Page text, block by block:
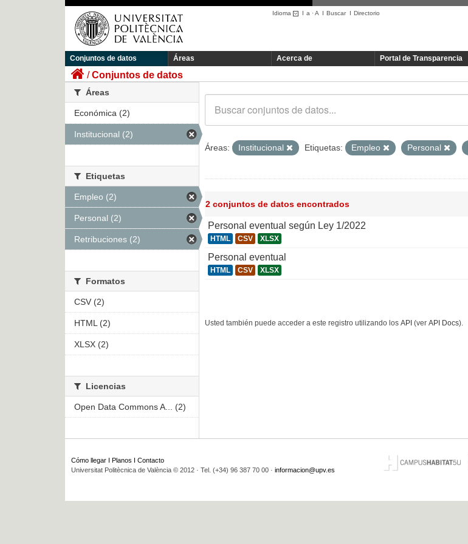
Idioma I a ·A I BuscarI Directorio
Conjuntos de datos Áreas Acerca de Portal de Transparencia
Conjuntos de datos
Áreas: Institucional Etiquetas: Empleo Personal
2 conjuntos de datos encontrados
Personal eventual según Ley 1/2022
HTML CSV XLSX
Personal eventual
HTML CSV XLSX
Usted también puede acceder a este registro utilizando los API (ver API Docs).
Áreas
Económica (2)
Institucional (2)
Etiquetas
Empleo (2)
Personal (2)
Retribuciones (2)
Formatos
CSV (2)
HTML (2)
XLSX (2)
Licencias
Open Data Commons A... (2)
Cómo llegar Planos
Contacto
Universitat Politècnica de València © 2012 · Tel. (+34) 96 387 70 00 · informacion@upv.es